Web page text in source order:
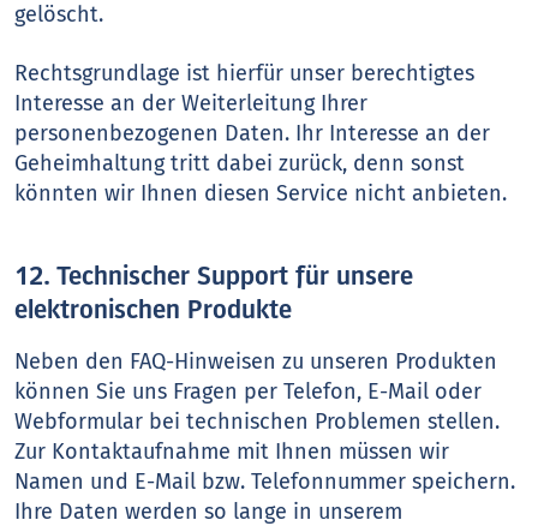
gelöscht.
Rechtsgrundlage ist hierfür unser berechtigtes
Interesse an der Weiterleitung Ihrer
personenbezogenen Daten. Ihr Interesse an der
Geheimhaltung tritt dabei zurück, denn sonst
könnten wir Ihnen diesen Service nicht anbieten.
12. Technischer Support für unsere
elektronischen Produkte
Neben den FAQ-Hinweisen zu unseren Produkten
können Sie uns Fragen per Telefon, E-Mail oder
Webformular bei technischen Problemen stellen.
Zur Kontaktaufnahme mit Ihnen müssen wir
Namen und E-Mail bzw. Telefonnummer speichern.
Ihre Daten werden so lange in unserem